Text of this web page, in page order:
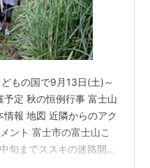
もの国で9月13日(土)～
予定 秋の恒例行事 富士山
報 地図 近隣からのアク
ント 富士市の富士山こ
旬までススキの迷路開催